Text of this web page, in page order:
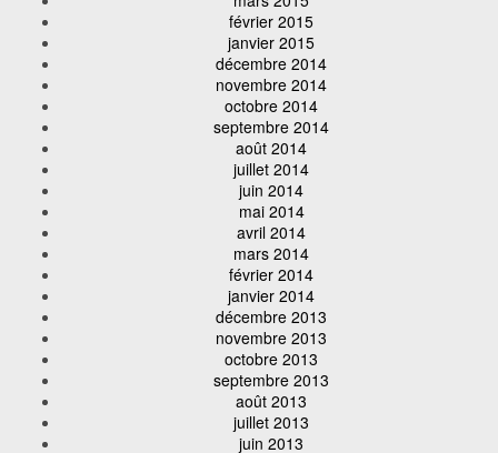
février 2015
janvier 2015
décembre 2014
novembre 2014
octobre 2014
septembre 2014
août 2014
juillet 2014
juin 2014
mai 2014
avril 2014
mars 2014
février 2014
janvier 2014
décembre 2013
novembre 2013
octobre 2013
septembre 2013
août 2013
juillet 2013
juin 2013